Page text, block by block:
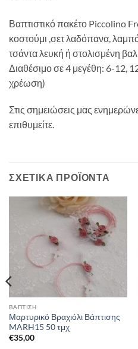
Βαπτιστικό πακέτο Piccolino
κοστούμι ,σετ λαδόπανα,
τσάντα λευκή ή στολισμένη
Διαθέσιμο σε 4 μεγέθη: 6-12,
χρέωση)
Στις σημειώσεις μας
επιθυμείτε.
ΣΧΕΤΙΚΆ ΠΡΟΪΌΝΤΑ
ΒΑΠΤΙΣΗ
Μαρτυρικό Βραχιόλι Βάπτισης
MARH15 50 τμχ
€35,00